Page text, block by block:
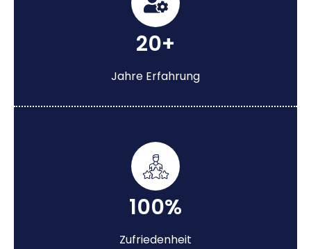
20+
Jahre Erfahrung
100%
Zufriedenheit